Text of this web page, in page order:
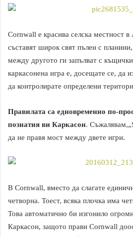
Cornwall e красива селска местност в
съставят широк свят пълен с
между другото ги запълват с
каркасонена игра е, досещате се, да
да контролирате определени
Правилата са едновременно по-
познатия ви Каркасон.
да не правя мост между двете игри.
В Cornwall, вместо да слагате
четворна. Тоест, всяка плочка има
Това автоматично би изгонило
Каркасон, защото прави Cornwall